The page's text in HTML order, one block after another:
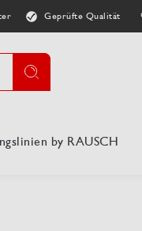
Geprüfte Qualität
Suche
by RAUSCH